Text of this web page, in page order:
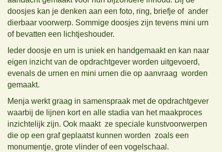
doosjes kan je denken aan een foto, ring, briefje of ander
dierbaar voorwerp. Sommige doosjes zijn tevens mini urn
of bevatten een lichtjeshouder.
Ieder doosje en urn is uniek en handgemaakt en kan naar
eigen inzicht van de opdrachtgever worden uitgevoerd,
evenals de urnen en mini urnen die op aanvraag worden
gemaakt.
Menja werkt graag in samenspraak met de opdrachtgever
waarbij de lijnen kort en alle stadia van het maakproces
inzichtelijk zijn. Ook maakt ze speciale kunstvoorwerpen
die op een graf geplaatst kunnen worden zoals een
monumentje, grote vlinder of een vogelschaal.